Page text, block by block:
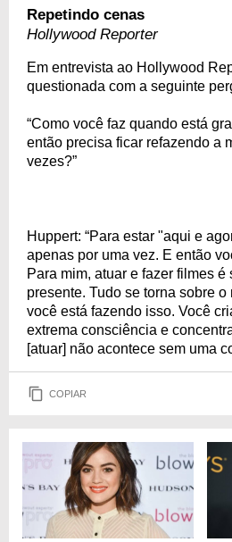
Repetindo cenas
Hollywood Reporter
Em entrevista ao Hollywood
questionada com a seguinte
“Como você faz quando está
então precisa ficar refazendo a
vezes?”
Huppert: “Para estar "aqui e
apenas por uma vez. E então
Para mim, atuar e fazer filmes é
presente. Tudo se torna sobre
você está fazendo isso. Você
extrema consciência e
[atuar] não acontece sem uma
COPIAR